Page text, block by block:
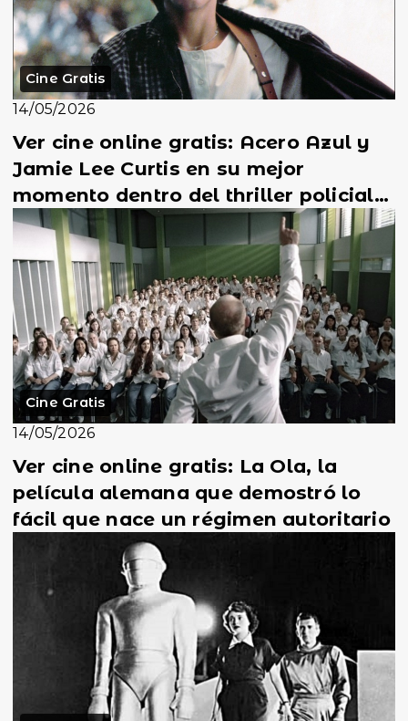
Cine Gratis
14/05/2026
Ver cine online gratis: Acero Azul y
Jamie Lee Curtis en su mejor
momento dentro del thriller policial
más intenso de...
Cine Gratis
14/05/2026
Ver cine online gratis: La Ola, la
película alemana que demostró lo
fácil que nace un régimen autoritario